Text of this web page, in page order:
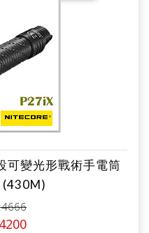
可變光形戰術手電筒